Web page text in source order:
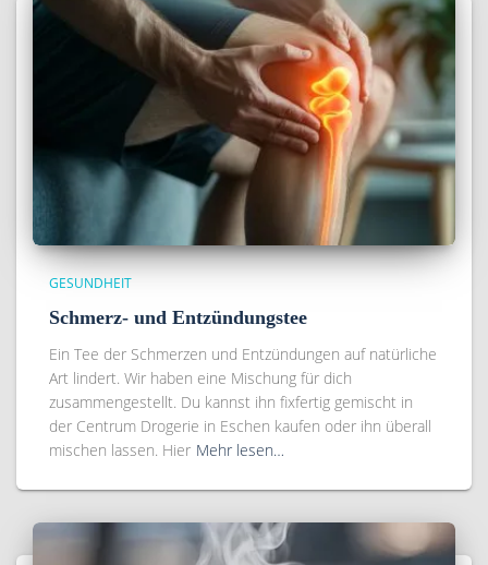
GESUNDHEIT
Schmerz- und Entzündungstee
Ein Tee der Schmerzen und Entzündungen auf natürliche
Art lindert. Wir haben eine Mischung für dich
zusammengestellt. Du kannst ihn fixfertig gemischt in
der Centrum Drogerie in Eschen kaufen oder ihn überall
mischen lassen. Hier Mehr lesen…